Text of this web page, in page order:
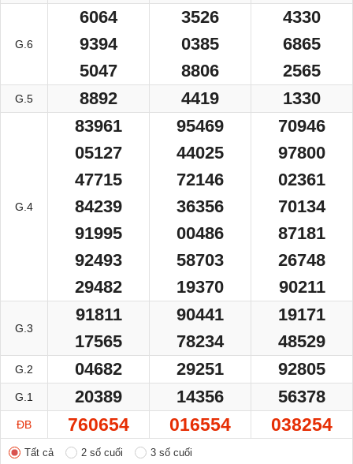
G.6
6064
9394
5047
3526
0385
8806
4330
6865
2565
G.5 8892 4419 1330
G.4
83961
05127
47715
84239
91995
92493
29482
95469
44025
72146
36356
00486
58703
19370
70946
97800
02361
70134
87181
26748
90211
G.3
91811
17565
90441
78234
19171
48529
G.2 04682 29251 92805
G.1 20389 14356 56378
ĐB 760654 016554 038254
Tất cả 2 số cuối 3 số cuối